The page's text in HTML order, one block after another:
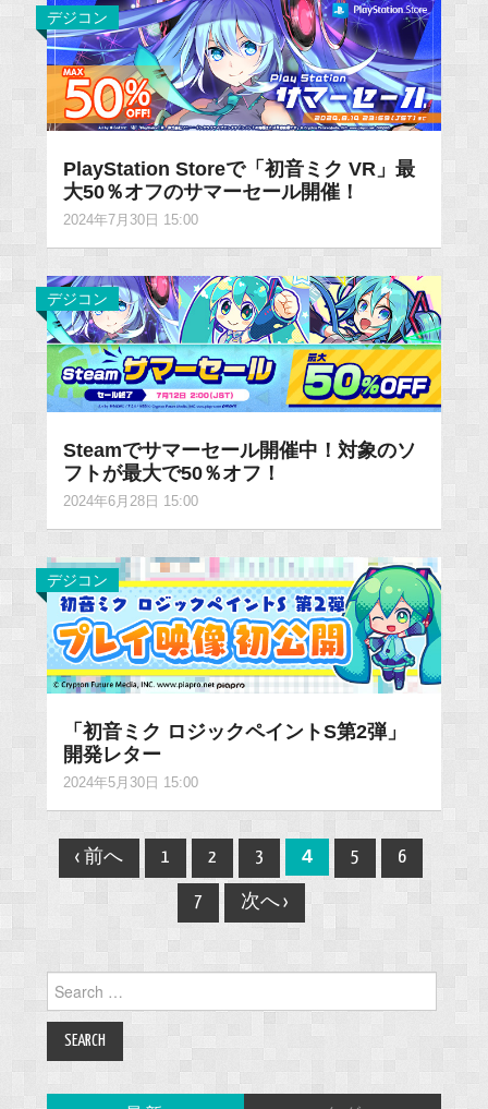
デジコン
PlayStation Storeで「初音ミク VR」最
大50％オフのサマーセール開催！
2024年7月30日 15:00
デジコン
Steamでサマーセール開催中！対象のソ
フトが最大で50％オフ！
2024年6月28日 15:00
デジコン
「初音ミク ロジックペイントS第2弾」
開発レター
2024年5月30日 15:00
Post
navigation
‹ 前へ 1 2 3 4 5 6
7 次へ ›
for: